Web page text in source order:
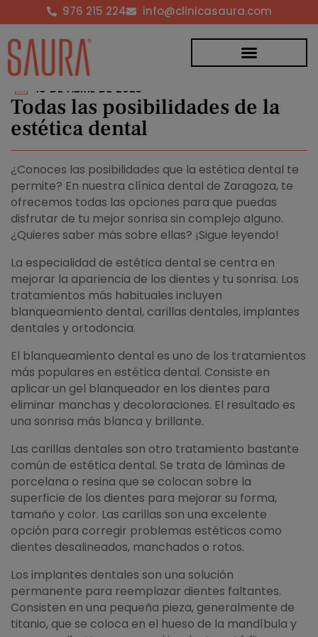
976 215 224 info@clinicasaura.com
18 DE ABRIL DE 2023
Todas las posibilidades de la
estética dental
¿Conoces las posibilidades que la estética dental te
permite? En nuestra clínica dental de Zaragoza, te
ofrecemos todas las opciones para que puedas
disfrutar de tu mejor sonrisa sin complejo alguno.
¿Quieres saber más sobre ellas? ¡Sigue leyendo!
La especialidad de estética dental se centra en
mejorar la apariencia de los dientes y tu sonrisa. Los
tratamientos más habituales incluyen
blanqueamiento dental, carillas dentales, implantes
dentales y ortodoncia.
El blanqueamiento dental es uno de los tratamientos
más populares en estética dental. Consiste en
aplicar un gel blanqueador en los dientes para
eliminar manchas y decoloraciones. El resultado es
una sonrisa más blanca y brillante.
Las carillas dentales son otro tratamiento bastante
común de estética dental. Se trata de láminas de
porcelana o resina que se colocan sobre la
superficie de los dientes para mejorar su forma,
tamaño y color. Las carillas son una excelente
opción para corregir problemas estéticos como
dientes desalineados, manchados o rotos.
Los implantes dentales son una solución
permanente para reemplazar dientes faltantes.
Consisten en una pequeña pieza, generalmente de
titanio, que se coloca en el hueso de la mandíbula y